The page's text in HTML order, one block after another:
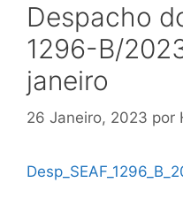
Despacho
1296-B/
janeiro
26 Janeiro, 2023 por